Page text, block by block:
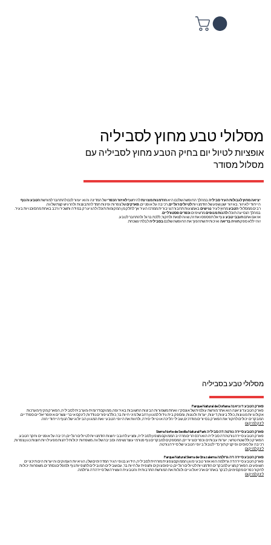
מסלולי טבע בסביליה
פארק הטבע דוניאנה Parque Natural de Doñana
פארק הטבע דוניאנה הוא אתר מורשת עולמית של אונסק"ו ואחת משמורות הביצות החשובות באירופה. ממוקם דרומית-מערבית לסביליה, הפארק מקיף מערכות
אקולוגיות מגוונות, כולל ביצות, דיונות, יערות ולגונות, ומספק בית גידול למגוון רחב של מיני חיות בר, כולל ציפורים נודדות, לינקס איברי ונשרים אימפריאליים ספרדיים.
המבקרים יכולים לחקור את הפארק בסיורים מודרכים, שבילי הליכה או טיולי סירה, ולחוות את היופי הטבעי ואת המגוון הביולוגי של הנוף הייחודי הזה.
לינק למיקום
פארק הטבע סיירה נורטה דה סביליה Sierra Norte de Sevilla Natural Park
פארק הטבע סיירה נורטה דה סביליה הוא רכס הרים מרהיב הממוקם מצפון לסביליה, ומציע לחובבי חוצות הזדמנויות לטיולים רגליים, רכיבה על אופניים וחקר הטבע.
הפארק כולל שטח טרשי, יערות עבותים וכפרים ציוריים, המספקים למבקרים נוף פנורמי עוצר נשימה וסביבה שלווה. משפחות יכולות ליהנות מפעילויות חוצות כגון צפרות,
רכיבה על סוסים ופיקניק תוך כדי לטבול ביופי הטבעי של סיירה נורטה.
לינק למיקום
פארק הטבע סיירה דה גרזלמה Parque Natural Sierra de Grazalema
פארק הטבע סיירה דה גרזלמה הוא אזור טבעי מוגן הממוקם צפונית מזרחית לסביליה, הידוע בנופי הגיר המדהימים שלו, הגיאיות העמוקים והיערות הים תיכוניים
השופעים. הפארק מציע למבקרים הזדמנויות לטיולים רגליים, טיפוס צוקים ותצפית על חיות בר, עם שבילים המובילים לתצפיות נוף ולמפלים נסתרים. משפחות יכולות
לחקור כפרים מקסימים, לבקר באתרים ארכיאולוגיים ולגלות את המורשת התרבותית והטבעית העשירה של סיירה דה גרזלמה.
לינק למיקום
מסלולי טבע מחוץ לסביליה
אופציות לטיול יום בחיק הטבע מחוץ לסביליה עם
מסלול מסודר
יציאה מחוץ לגבולות העיר סביליה במהלך החופשה שלכם היאהזדמנות מצוינתלהיחשףלאיזור הכפרישל המדינה והוא יעזור לכם להתחבר למורשתהטבע והנוף
הייחודי לאיזור. באיזור ישנן שפע של הזדמנויותלטיולים רגליים , רכיבה על אופניים,פארקיםשל צפרות ופינות חמד להתבוננות ולהרגיש קצת שלווה.
רבים ממסלוליהטבעמחוץ לעירנגישים באמצעות תחבורה ציבורית ממרכז העיר אך לחלק מן המקומות תוכלו להגיע רק במידה ותשכירו רכב באחת מהסוכנויות בעיר.
במהלך הנסיעה תוכלולהנות מנופיםמרשימיםוכפרים פסטורליים
אז אם אתםחובבי טבע ונוף אל תפספסו את זה, שווה לצאת ולחקור, ללכת ברגל ולהתחבר לטבע.
זוהי ללא ספקחוויה בריאה ואיכותית שתהפוך את החופשה שלכםבסביליהלבלתי נשכחת.